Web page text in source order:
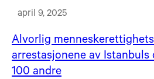
april 9, 2025
Alvorlig
arrestasjonene av
100 andre